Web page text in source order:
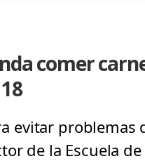
comer
evitar problemas
de la Escuela